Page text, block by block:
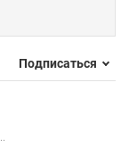
Подписаться